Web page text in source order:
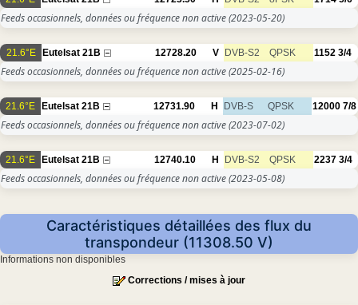
Feeds occasionnels, données ou fréquence non active(2023-05-20)
21.6°E Eutelsat 21B 12728.20 V DVB-S2 QPSK 1152 3/4
Feeds occasionnels, données ou fréquence non active(2025-02-16)
21.6°E Eutelsat 21B 12731.90 H DVB-S QPSK 12000 7/8
Feeds occasionnels, données ou fréquence non active(2023-07-02)
21.6°E Eutelsat 21B 12740.10 H DVB-S2 QPSK 2237 3/4
Feeds occasionnels, données ou fréquence non active(2023-05-08)
Caractéristiques détaillées des flux du
transpondeur (11308.50 V)
Informations non disponibles
Corrections / mises à jour